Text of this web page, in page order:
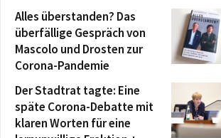
Alles überstanden? Das
überfällige Gespräch von
Mascolo und Drosten zur
Corona-Pandemie
Der Stadtrat tagte: Eine
späte Corona-Debatte mit
klaren Worten für eine